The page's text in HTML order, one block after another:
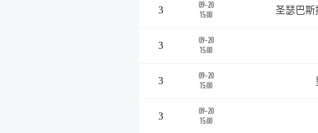
3
09-20
15:00
圣瑟巴斯
3
09-20
15:00
3
09-20
15:00
3
09-20
15:00